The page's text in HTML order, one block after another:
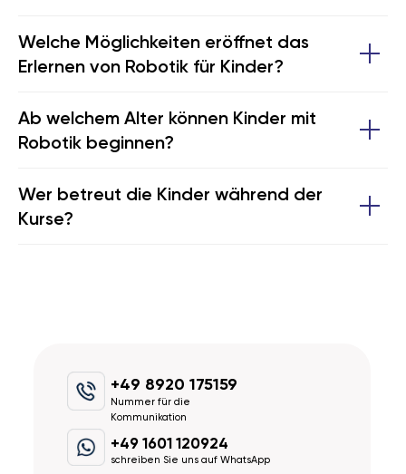
Welche Möglichkeiten eröffnet das
Erlernen von Robotik für Kinder?
Ab welchem Alter können Kinder mit
Robotik beginnen?
Wer betreut die Kinder während der
Kurse?
+49 8920 175159
Nummer für die
Kommunikation
+49 1601 120924
schreiben Sie uns auf WhatsApp